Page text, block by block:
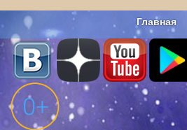
Главная
Наши